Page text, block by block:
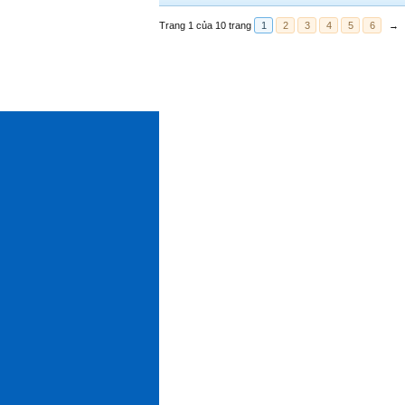
Trang 1 của 10 trang 1 2 3 4 5 6 →